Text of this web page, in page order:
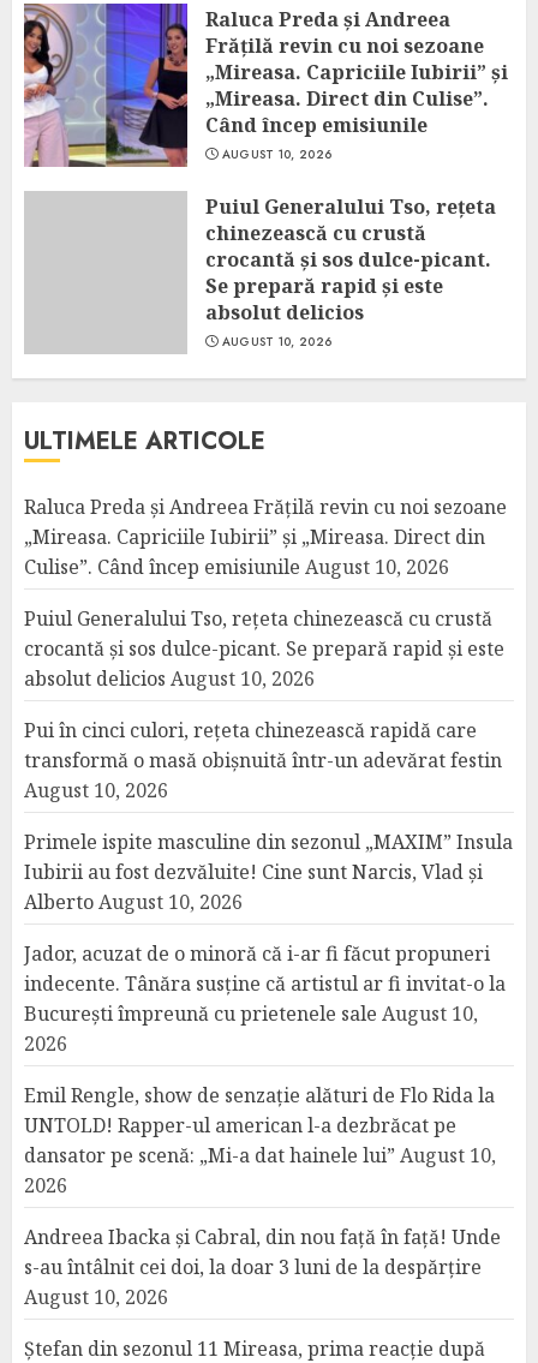
Raluca Preda și Andreea
Frățilă revin cu noi sezoane
„Mireasa. Capriciile Iubirii” și
„Mireasa. Direct din Culise”.
Când încep emisiunile
AUGUST 10, 2026
Puiul Generalului Tso, rețeta
chinezească cu crustă
crocantă și sos dulce-picant.
Se prepară rapid și este
absolut delicios
AUGUST 10, 2026
ULTIMELE ARTICOLE
Raluca Preda și Andreea Frățilă revin cu noi sezoane
„Mireasa. Capriciile Iubirii” și „Mireasa. Direct din
Culise”. Când încep emisiunile August 10, 2026
Puiul Generalului Tso, rețeta chinezească cu crustă
crocantă și sos dulce-picant. Se prepară rapid și este
absolut delicios August 10, 2026
Pui în cinci culori, rețeta chinezească rapidă care
transformă o masă obișnuită într-un adevărat festin
August 10, 2026
Primele ispite masculine din sezonul „MAXIM” Insula
Iubirii au fost dezvăluite! Cine sunt Narcis, Vlad și
AlbertoAugust 10, 2026
Jador, acuzat de o minoră că i-ar fi făcut propuneri
indecente. Tânăra susține că artistul ar fi invitat-o la
București împreună cu prietenele sale August 10,
2026
Emil Rengle, show de senzație alături de Flo Rida la
UNTOLD! Rapper-ul american l-a dezbrăcat pe
dansator pe scenă: „Mi-a dat hainele lui” August 10,
2026
Andreea Ibacka și Cabral, din nou față în față! Unde
s-au întâlnit cei doi, la doar 3 luni de la despărțire
August 10, 2026
Ștefan din sezonul 11 Mireasa, prima reacție după